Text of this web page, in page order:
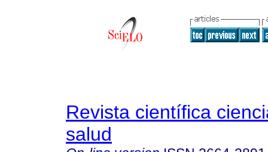
Revista científica
salud